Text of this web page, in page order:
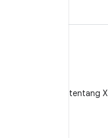
Ikuti @AndroidDev tentang X